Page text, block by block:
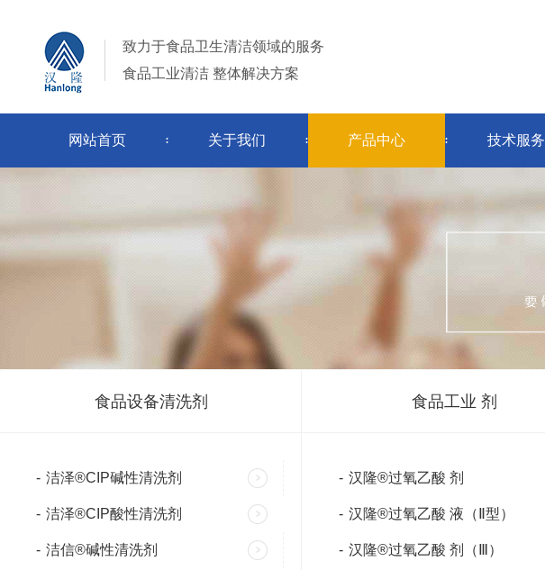
致力于食品卫生清洁领域的服务
食品工业清洁 整体解决方案
网站首页 关于我们 产品中心
食品级碱性清洗剂
技术服务
首页> 产品中心 >
食品设备清洗剂
- 洁泽®CIP碱性清洗剂
- 洁泽®CIP酸性清洗剂
- 洁信®碱性清洗剂
食品工业 剂
- 汉隆®过氧乙酸 剂
- 汉隆®过氧乙酸 液（Ⅱ型）
- 汉隆®过氧乙酸 剂（Ⅲ）